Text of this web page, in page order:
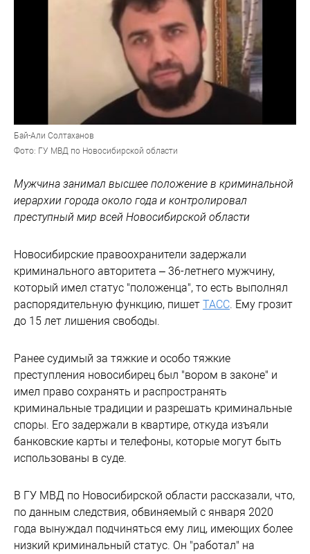
Бай-Али Солтаханов
Фото: ГУ МВД по Новосибирской области
Мужчина занимал высшее положение в криминальной
иерархии города около года и контролировал
преступный мир всей Новосибирской области
Новосибирские правоохранители задержали
криминального авторитета – 36-летнего мужчину,
который имел статус "положенца", то есть выполнял
распорядительную функцию, пишет ТАСС . Ему грозит
до 15 лет лишения свободы.
Ранее судимый за тяжкие и особо тяжкие
преступления новосибирец был "вором в законе" и
имел право сохранять и распространять
криминальные традиции и разрешать криминальные
споры. Его задержали в квартире, откуда изъяли
банковские карты и телефоны, которые могут быть
использованы в суде.
В ГУ МВД по Новосибирской области рассказали, что,
по данным следствия, обвиняемый с января 2020
года вынуждал подчиняться ему лиц, имеющих более
низкий криминальный статус. Он "работал" на